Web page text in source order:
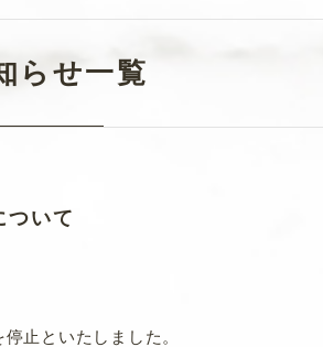
らせ一覧
ついて
止といたしました。